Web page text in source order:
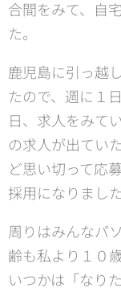
合間をみて、自
た。
鹿児島に引っ越
たので、週に１
日、求人をみて
の求人が出てい
ど思い切って応
採用になりました
周りはみんなパ
齢も私より１０
いつかは「なり